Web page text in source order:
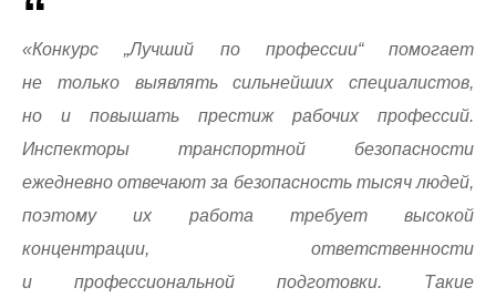
«Конкурс „Лучший по профессии“ помогает
не только выявлять сильнейших специалистов,
но и повышать престиж рабочих профессий.
Инспекторы транспортной безопасности
ежедневно отвечают за безопасность тысяч людей,
поэтому их работа требует высокой
концентрации, ответственности
и профессиональной подготовки. Такие